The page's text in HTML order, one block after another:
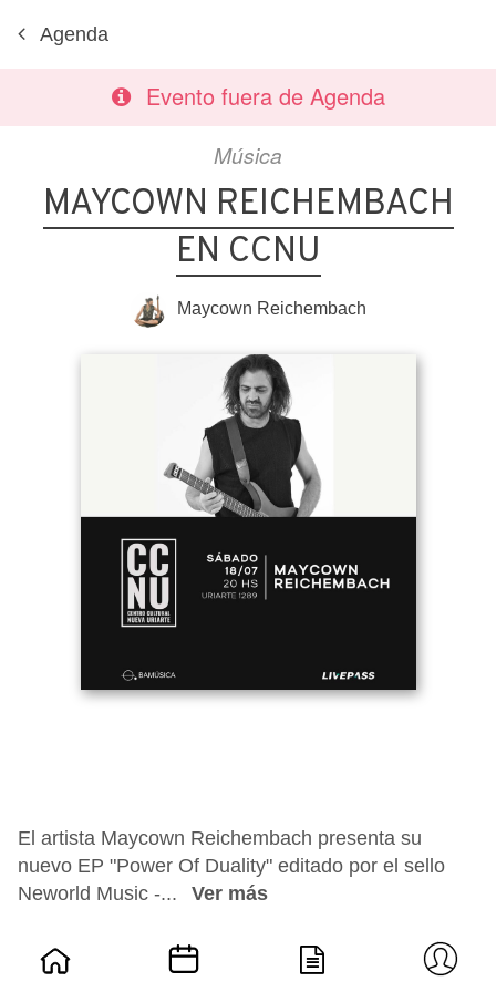
Agenda
Evento fuera de Agenda
Música
MAYCOWN REICHEMBACH
EN CCNU
Maycown Reichembach
El artista Maycown Reichembach presenta su
nuevo EP "Power Of Duality" editado por el sello
Neworld Music -...
Ver más